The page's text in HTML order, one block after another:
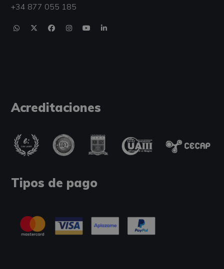
+34 877 055 185
Acreditaciones
Tipos de pago